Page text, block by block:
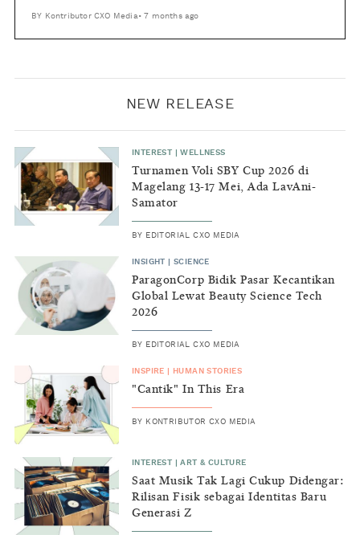
BY Kontributor CXO Media•7 months ago
NEW RELEASE
INTEREST |WELLNESS
Turnamen Voli SBY Cup 2026 di
Magelang 13-17 Mei, Ada LavAni-
Samator
BY EDITORIAL CXO MEDIA
INSIGHT |SCIENCE
ParagonCorp Bidik Pasar Kecantikan
Global Lewat Beauty Science Tech
2026
BY EDITORIAL CXO MEDIA
INSPIRE HUMAN STORIES
"Cantik" In This Era
BY KONTRIBUTOR CXO MEDIA
INTEREST |ART & CULTURE
Saat Musik Tak Lagi Cukup Didengar:
Rilisan Fisik sebagai Identitas Baru
Generasi Z